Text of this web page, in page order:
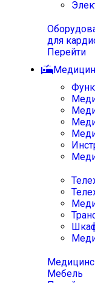
для
Перейти
Мебель